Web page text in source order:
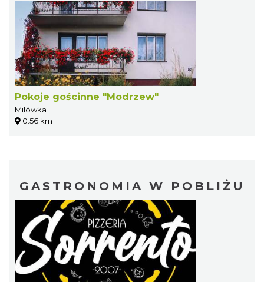
Pokoje gościnne "Modrzew"
Milówka
0.56 km
GASTRONOMIA W POBLIŻU